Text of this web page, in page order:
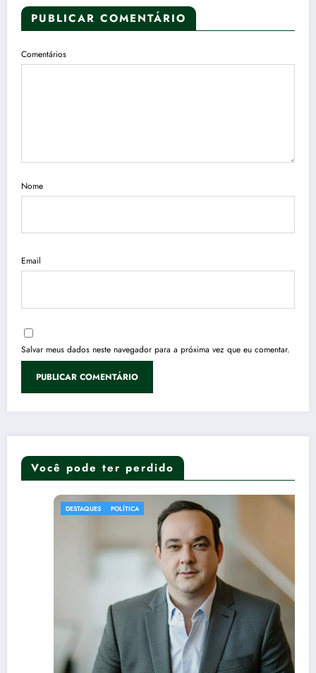
PUBLICAR COMENTÁRIO
Comentários
Nome
Email
Salvar meus dados neste navegador para a próxima vez que eu comentar.
Você pode ter perdido
DESTAQUES POLÍTICA